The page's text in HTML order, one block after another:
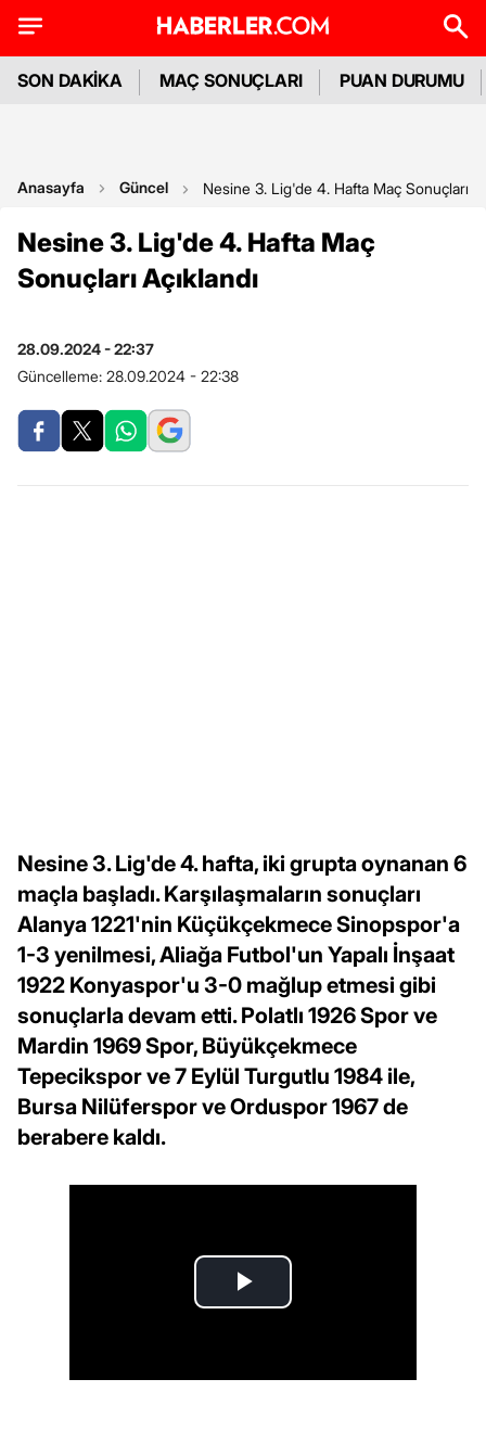
SON DAKİKA MAÇ SONUÇLARI PUAN DURUMU
Anasayfa Güncel Nesine 3. Lig'de 4. Hafta Maç Sonuçları
Nesine 3. Lig'de 4. Hafta Maç
Sonuçları Açıklandı
28.09.2024 - 22:37
Güncelleme: 28.09.2024 - 22:38
Nesine 3. Lig'de 4. hafta, iki grupta oynanan 6
maçla başladı. Karşılaşmaların sonuçları
Alanya 1221'nin Küçükçekmece Sinopspor'a
1-3 yenilmesi, Aliağa Futbol'un Yapalı İnşaat
1922 Konyaspor'u 3-0 mağlup etmesi gibi
sonuçlarla devam etti. Polatlı 1926 Spor ve
Mardin 1969 Spor, Büyükçekmece
Tepecikspor ve 7 Eylül Turgutlu 1984 ile,
Bursa Nilüferspor ve Orduspor 1967 de
berabere kaldı.